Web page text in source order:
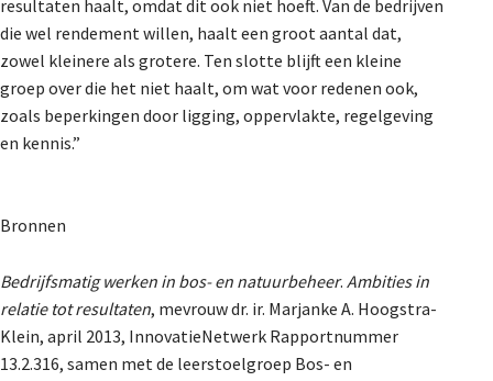
resultaten haalt, omdat dit ook niet hoeft. Van de bedrijven
die wel rendement willen, haalt een groot aantal dat,
zowel kleinere als grotere. Ten slotte blijft een kleine
groep over die het niet haalt, om wat voor redenen ook,
zoals beperkingen door ligging, oppervlakte, regelgeving
en kennis.”
Bronnen
Bedrijfsmatig werken in bos- en natuurbeheer. Ambities in
relatie tot resultaten, mevrouw dr. ir. Marjanke A. Hoogstra-
Klein, april 2013, InnovatieNetwerk Rapportnummer
13.2.316, samen met de leerstoelgroep Bos- en